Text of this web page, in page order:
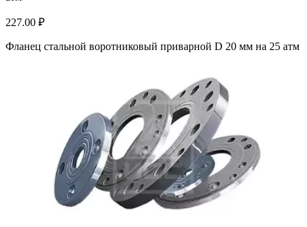
227.00 ₽
Фланец стальной воротниковый приварной D 20 мм на 25 атм